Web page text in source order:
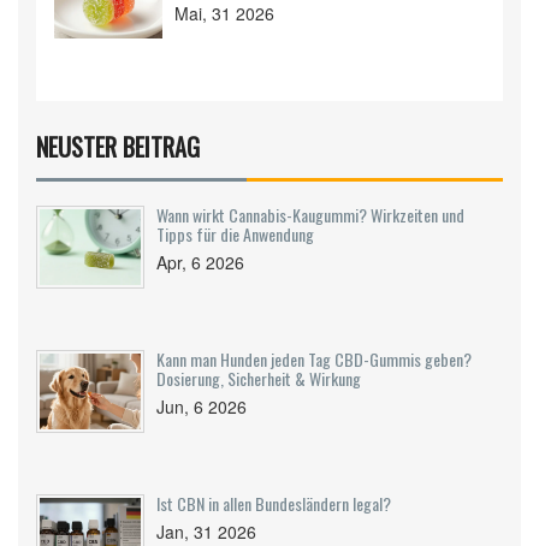
Mai, 31 2026
NEUSTER BEITRAG
Wann wirkt Cannabis-Kaugummi? Wirkzeiten und
Tipps für die Anwendung
Apr, 6 2026
Kann man Hunden jeden Tag CBD-Gummis geben?
Dosierung, Sicherheit & Wirkung
Jun, 6 2026
Ist CBN in allen Bundesländern legal?
Jan, 31 2026